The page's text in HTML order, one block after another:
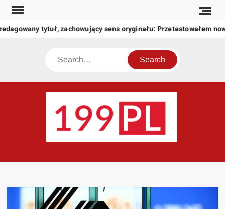
Skip
content
tytuł, zachowujący sens oryginału: Przetestowałem
Search
świat